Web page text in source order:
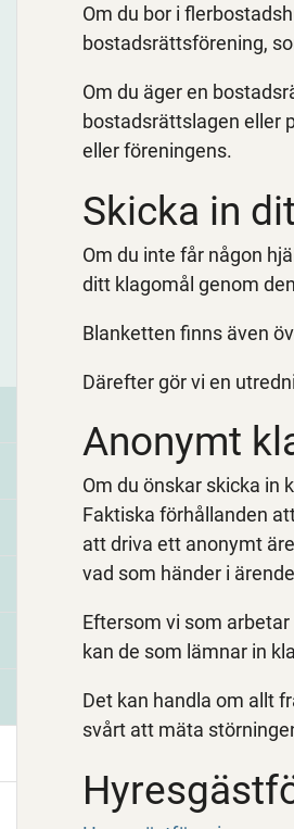
Om du bor i
bostadsrättsförening,
Om du äger en
bostadsrättslagen eller
eller föreningens.
Skicka in
Om du inte får någon
ditt klagomål genom
Blanketten finns även
Därefter gör vi en
Anonymt
Om du önskar skicka in
Faktiska förhållanden
att driva ett anonymt
vad som händer i
Eftersom vi som
kan de som lämnar in
Det kan handla om allt
svårt att mäta